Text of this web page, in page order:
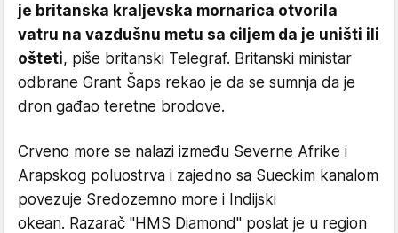
je britanska kraljevska mornarica otvorila
vatru na vazdušnu metu sa ciljem da je uništi ili
ošteti, piše britanski Telegraf. Britanski ministar
odbrane Grant Šaps rekao je da se sumnja da je
dron gađao teretne brodove.
Crveno more se nalazi između Severne Afrike i
Arapskog poluostrva i zajedno sa Sueckim kanalom
povezuje Sredozemno more i Indijski
okean. Razarač "HMS Diamond" poslat je u region